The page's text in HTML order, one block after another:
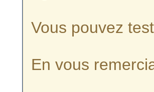
Vous pouvez
En vous